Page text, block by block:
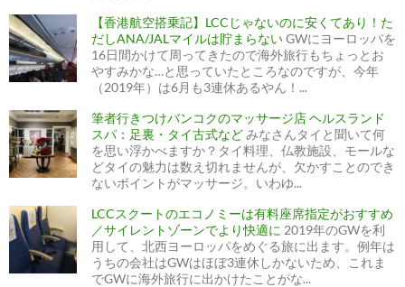
【香港航空搭乗記】LCCじゃないのに安くてあり！た
だしANA/JALマイルは貯まらないGWにヨーロッパを
16日間かけて周ってきたので海外旅行もちょっとお
やすみかな…と思っていたところなのですが、今年
（2019年）は6月も3連休あるやん！...
筆者行きつけバンコクのマッサージ店 ヘルスランド
スパ：足裏・タイ古式などみなさんタイと聞いて何
を思い浮かべますか？タイ料理、仏教施設、モールな
どタイの魅力は数え切れませんが、欠かすことのでき
ないポイントがマッサージ。いわゆ...
LCCスクートのエコノミーは有料座席指定がおすすめ
／サイレントゾーンでより快適に 2019年のGWを利
用して、北西ヨーロッパをめぐる旅に出ます。例年は
うちの会社はGWはほぼ3連休しかないため、これま
でGWに海外旅行に出かけたことがな...